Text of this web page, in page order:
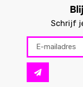
Schrijf